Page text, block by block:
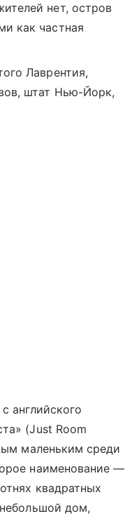
нет, остров
как частная
Лаврентия,
штат Нью-Йорк,
английского
(Just Room
маленьким среди
наименование —
квадратных
дом,